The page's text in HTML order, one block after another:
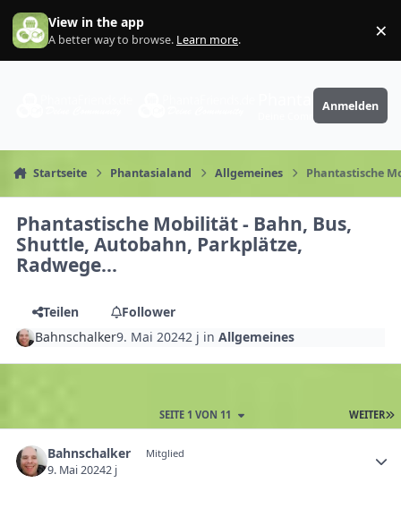
Zum Inhalt springen
View in the app
A better way to browse. Learn more. ×
PhantaFriends.de
Anmelden
Startseite Phantasialand Allgemeines Phantastische
Phantastische Mobilität - Bahn, Bus,
Shuttle, Autobahn, Parkplätze,
Radwege...
Teilen
Follower
Bahnschalker9. Mai 20242 j inAllgemeines
WEITER
SEITE 1 VON 11
Bahnschalker Mitglied
9. Mai 20242 j